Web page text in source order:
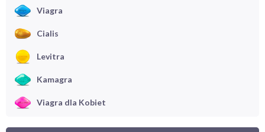
Viagra
Cialis
Levitra
Kamagra
Viagra dla Kobiet